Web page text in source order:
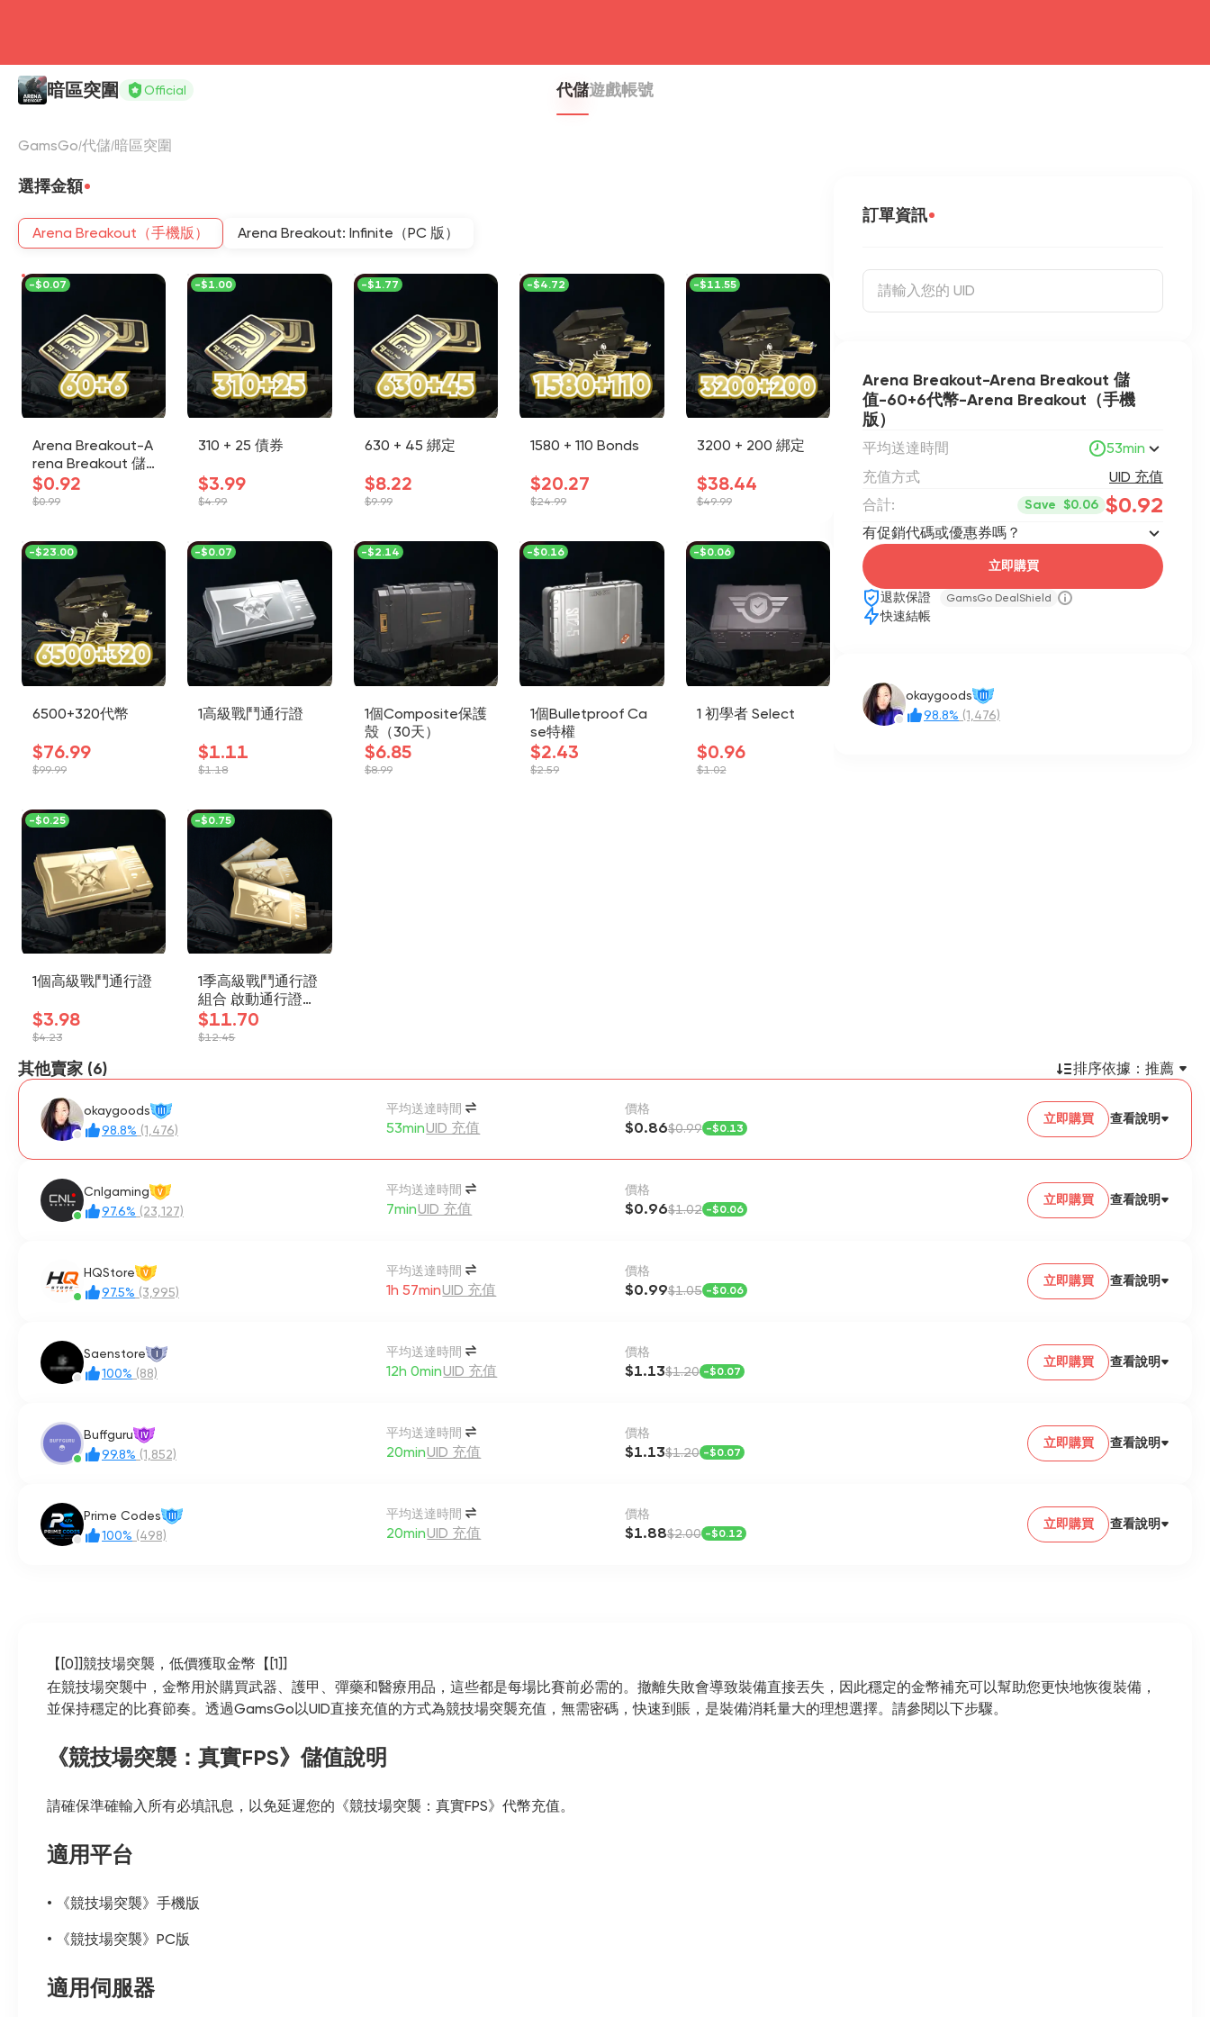
暗區突圍 Official 代儲遊戲帳號
GamsGo 代儲 暗區突圍
選擇金額
Arena Breakout（手機版） Arena Breakout: Infinite（PC 版）
Arena Breakout-A
rena Breakout 儲
值-60+6代幣-Aren
a Breakout（手機
$0.92
$0.99
-$0.07
310 + 25 債券
$3.99
$4.99
-$1.00
630 + 45 綁定
$8.22
$9.99
-$1.77
1580 + 110 Bonds
$20.27
$24.99
-$4.72
3200 + 200 綁定
$38.44
$49.99
-$11.55
6500+320代幣
$76.99
$99.99
-$23.00
1高級戰鬥通行證
$1.11
$1.18
-$0.07
1個Composite保護
殼（30天）
$6.85
$8.99
-$2.14
1個Bulletproof Ca
se特權
$2.43
$2.59
-$0.16
1 初學者 Select
$0.96
$1.02
-$0.06
1個高級戰鬥通行證
$3.98
$4.23
-$0.25
1季高級戰鬥通行證
組合 啟動通行證組
合
$11.70
$12.45
-$0.75
訂單資訊
Arena Breakout-Arena Breakout 儲
值-60+6代幣-Arena Breakout（手機
版）
平均送達時間
53min
充值方式
UID 充值
合計:
Save $0.06 $0.92
有促銷代碼或優惠券嗎？
立即購買
退款保證 GamsGo DealShield
快速結帳
okaygoods III
98.8% (1,476)
其他賣家 (6) 排序依據： 推薦
okaygoods III
98.8% (1,476)
平均送達時間
53minUID 充值
價格
$0.86$0.99 -$0.13
立即購買 查看說明
Cnlgaming V
97.6% (23,127)
平均送達時間
7minUID 充值
價格
$0.96$1.02 -$0.06
立即購買 查看說明
HQStore V
97.5% (3,995)
平均送達時間
1h 57minUID 充值
價格
$0.99$1.05 -$0.06
立即購買 查看說明
Saenstore I
100% (88)
平均送達時間
12h 0minUID 充值
價格
$1.13$1.20 -$0.07
立即購買 查看說明
Buffguru IV
99.8% (1,852)
平均送達時間
20minUID 充值
價格
$1.13$1.20 -$0.07
立即購買 查看說明
Prime Codes III
100% (498)
平均送達時間
20minUID 充值
價格
$1.88$2.00 -$0.12
立即購買 查看說明
【[0]]競技場突襲，低價獲取金幣【[1]]
在競技場突襲中，金幣用於購買武器、護甲、彈藥和醫療用品，這些都是每場比賽前必需的。撤離失敗會導致裝備直接丟失，因此穩定的金幣補充可以幫助您更快地恢復裝備，
並保持穩定的比賽節奏。透過GamsGo以UID直接充值的方式為競技場突襲充值，無需密碼，快速到賬，是裝備消耗量大的理想選擇。請參閱以下步驟。
《競技場突襲：真實FPS》儲值說明
請確保準確輸入所有必填訊息，以免延遲您的《競技場突襲：真實FPS》代幣充值。
適用平台
• 《競技場突襲》手機版
• 《競技場突襲》PC版
適用伺服器